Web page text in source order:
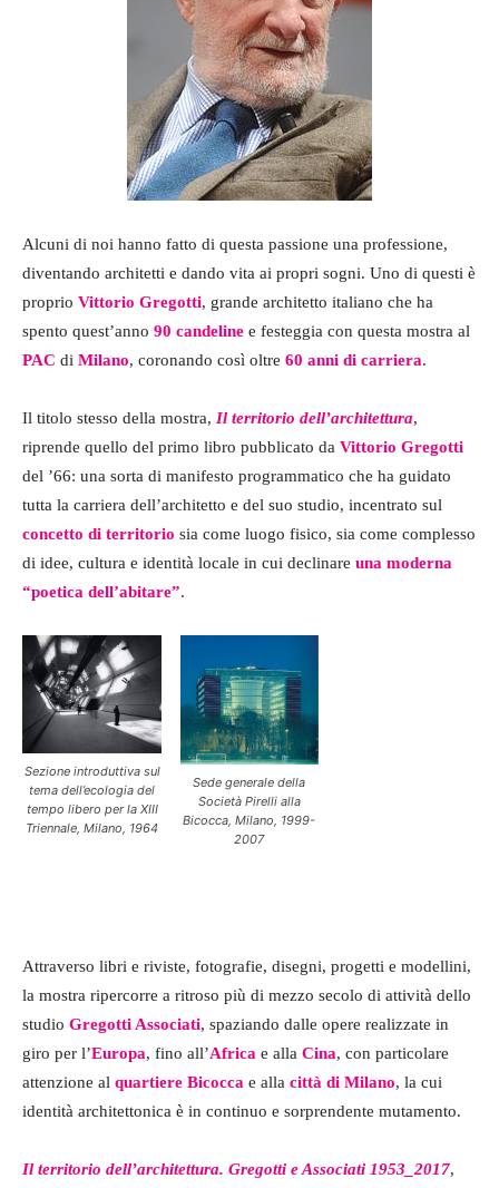
Alcuni di noi hanno fatto di questa passione una professione,
diventando architetti e dando vita ai propri sogni. Uno di questi è
proprio Vittorio Gregotti, grande architetto italiano che ha
spento quest’anno 90 candeline e festeggia con questa mostra al
PAC di Milano, coronando così oltre 60 anni di carriera.
Il titolo stesso della mostra, Il territorio dell’architettura,
riprende quello del primo libro pubblicato da Vittorio Gregotti
del ’66: una sorta di manifesto programmatico che ha guidato
tutta la carriera dell’architetto e del suo studio, incentrato sul
concetto di territorio sia come luogo fisico, sia come complesso
di idee, cultura e identità locale in cui declinare una moderna
“poetica dell’abitare”.
Sezione introduttiva sul
tema dell’ecologia del
tempo libero per la XIII
Triennale, Milano, 1964
Sede generale della
Società Pirelli alla
Bicocca, Milano, 1999-
2007
Attraverso libri e riviste, fotografie, disegni, progetti e modellini,
la mostra ripercorre a ritroso più di mezzo secolo di attività dello
studio Gregotti Associati, spaziando dalle opere realizzate in
giro per l’Europa, fino all’Africa e alla Cina, con particolare
attenzione al quartiere Bicocca e alla città di Milano, la cui
identità architettonica è in continuo e sorprendente mutamento.
Il territorio dell’architettura. Gregotti e Associati 1953_2017,